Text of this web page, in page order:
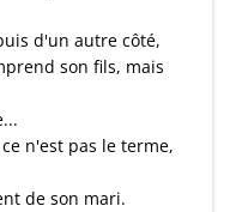
d'un autre côté,
son fils, mais
n'est pas le terme,
de son mari.